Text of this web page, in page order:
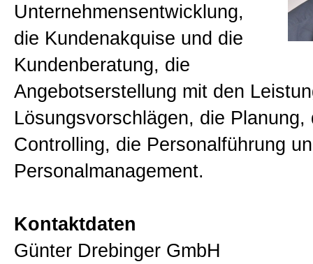
Unternehmensentwicklung,
die Kundenakquise und die
Kundenberatung, die
Angebotserstellung mit den
Lösungsvorschlägen, die Planung,
Controlling, die Personalführung
Personalmanagement.
Kontaktdaten
Günter Drebinger GmbH